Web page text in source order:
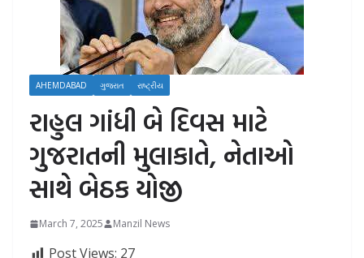
AHEMDABAD ગુજરાત રાષ્ટ્રીય
રાહુલ ગાંધી બે દિવસ માટે
ગુજરાતની મુલાકાતે, નેતાઓ
સાથે બેઠક યોજી
March 7, 2025 Manzil News
Post Views: 27